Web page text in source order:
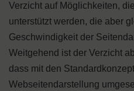
Verzicht auf Möglichkeiten,
unterstützt werden, die aber
Geschwindigkeit der
Weitgehend ist der Verzicht
dass mit den
Webseitendarstellung